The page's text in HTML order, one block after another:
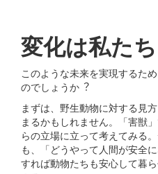
変化は私た
このような未来を実現するた
のでしょうか︖
まずは、野⽣動物に対する⾒
まるかもしれません。「害獣
らの⽴場に⽴って考えてみる
も、「どうやって⼈間が安全
すれば動物たちも安⼼して暮